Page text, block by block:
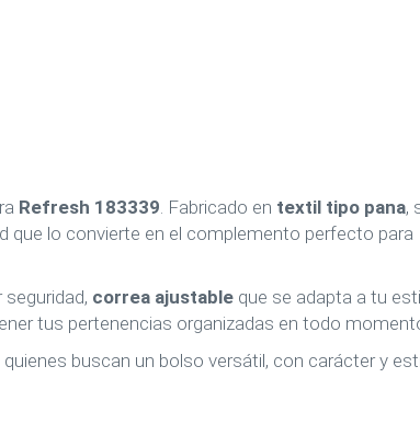
Refresh 183339. Fabricado en textil tipo pana,
que lo convierte en el complemento perfecto para
correa ajustable que se adapta a tu
tus pertenencias organizadas en todo
buscan un bolso versátil, con carácter y